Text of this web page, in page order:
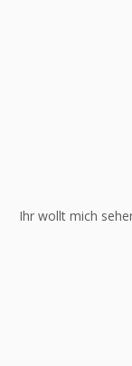
Ihr wollt mich